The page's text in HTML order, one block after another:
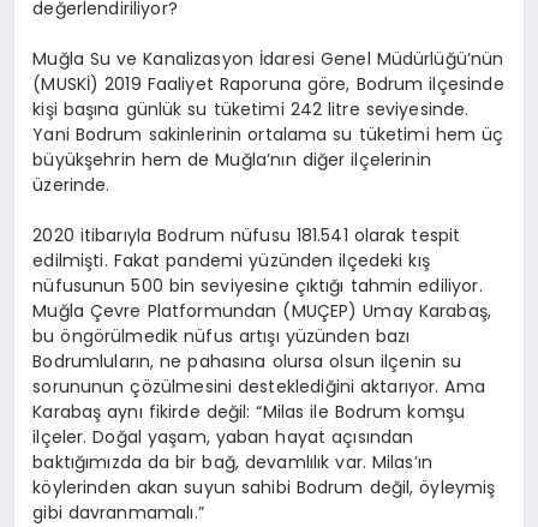
değerlendiriliyor?
Muğla Su ve Kanalizasyon İdaresi Genel Müdürlüğü’nün
(MUSKİ) 2019 Faaliyet Raporuna göre, Bodrum ilçesinde
kişi başına günlük su tüketimi 242 litre seviyesinde.
Yani Bodrum sakinlerinin ortalama su tüketimi hem üç
büyükşehrin hem de Muğla’nın diğer ilçelerinin
üzerinde.
2020 itibarıyla Bodrum nüfusu 181.541 olarak tespit
edilmişti. Fakat pandemi yüzünden ilçedeki kış
nüfusunun 500 bin seviyesine çıktığı tahmin ediliyor.
Muğla Çevre Platformundan (MUÇEP) Umay Karabaş,
bu öngörülmedik nüfus artışı yüzünden bazı
Bodrumluların, ne pahasına olursa olsun ilçenin su
sorununun çözülmesini desteklediğini aktarıyor. Ama
Karabaş aynı fikirde değil: “Milas ile Bodrum komşu
ilçeler. Doğal yaşam, yaban hayat açısından
baktığımızda da bir bağ, devamlılık var. Milas’ın
köylerinden akan suyun sahibi Bodrum değil, öyleymiş
gibi davranmamalı.”